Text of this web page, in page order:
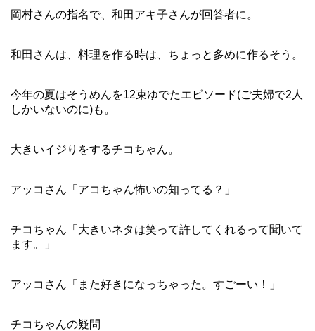
岡村さんの指名で、和田アキ子さんが回答者に。
和田さんは、料理を作る時は、ちょっと多めに作るそう。
今年の夏はそうめんを12束ゆでたエピソード(ご夫婦で2人
しかいないのに)も。
大きいイジりをするチコちゃん。
アッコさん「アコちゃん怖いの知ってる？」
チコちゃん「大きいネタは笑って許してくれるって聞いて
ます。」
アッコさん「また好きになっちゃった。すごーい！」
チコちゃんの疑問